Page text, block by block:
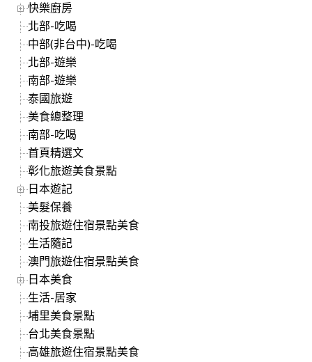
快樂廚房
北部-吃喝
中部(非台中)-吃喝
北部-遊樂
南部-遊樂
泰國旅遊
美食總整理
南部-吃喝
首頁精選文
彰化旅遊美食景點
日本遊記
美髮保養
南投旅遊住宿景點美食
生活隨記
澳門旅遊住宿景點美食
日本美食
生活-居家
埔里美食景點
台北美食景點
高雄旅遊住宿景點美食